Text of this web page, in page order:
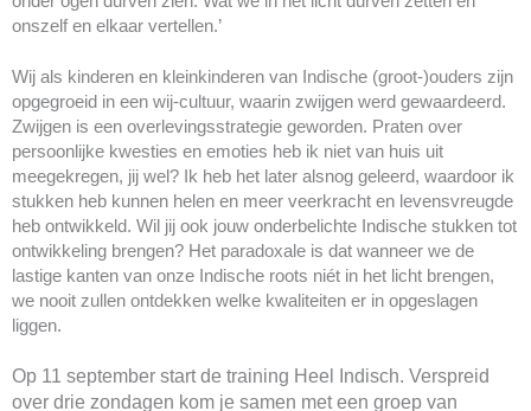
onszelf en elkaar vertellen.’
Wij als kinderen en kleinkinderen van Indische (groot-)ouders zijn
opgegroeid in een wij-cultuur, waarin zwijgen werd gewaardeerd.
Zwijgen is een overlevingsstrategie geworden. Praten over
persoonlijke kwesties en emoties heb ik niet van huis uit
meegekregen, jij wel? Ik heb het later alsnog geleerd, waardoor ik
stukken heb kunnen helen en meer veerkracht en levensvreugde
heb ontwikkeld. Wil jij ook jouw onderbelichte Indische stukken tot
ontwikkeling brengen? Het paradoxale is dat wanneer we de
lastige kanten van onze Indische roots niét in het licht brengen,
we nooit zullen ontdekken welke kwaliteiten er in opgeslagen
liggen.
Op 11 september start de training Heel Indisch. Verspreid
over drie zondagen kom je samen met een groep van